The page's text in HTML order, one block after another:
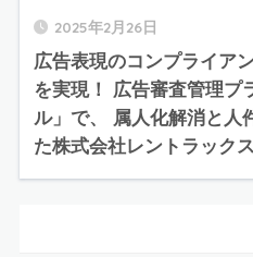
2025年2月26日
広告表現のコンプライア
を実現！ 広告審査管理プ
ル」で、 属人化解消と人
た株式会社レントラック